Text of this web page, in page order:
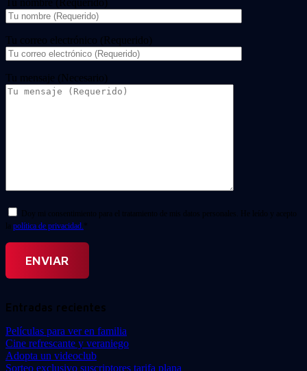
Tu nombre (Requerido)
Tu correo electrónico (Requerido)
Tu mensaje (Necesario)
Doy mi consentimiento para el tratamiento de mis datos personales. He leído y acepto
la política de privacidad. *
Entradas recientes
Películas para ver en familia
Cine refrescante y veraniego
Adopta un videoclub
Sorteo exclusivo suscriptores tarifa plana